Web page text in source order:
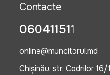
Contacte
060411511
online@muncitorul.md
Chișinău, str. Codrilor 16/1